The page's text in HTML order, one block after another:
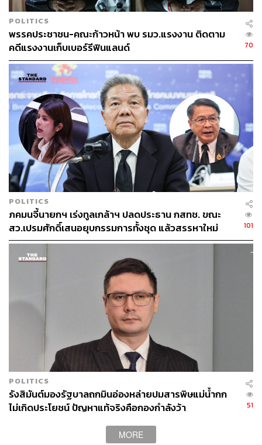
สงวน นิตยารัมภ์พงศ์มานำเสนอรายละเอียดต่อที่ประชุม
ก่อนที่จะต่อยอดเป็นนโยบาย ‘30 บาท รักษาทุกโรค’ ใน
รัฐบาลไทยรักไทย
สำหรับรายชื่อของ ครม. เงา ไทยรักไทย เป็นการรวมนัก
วิชาการ นักธุรกิจ แพทย์ เทคโนแครต ภาคประชาสังคม และ
ผู้เชี่ยวชาญจากแวดวงต่างๆ ไม่ใช่เพียงนักการเมือง มาตั้งเป็น
คณะทำงานร่วมกัน อาทิ
ทักษิณ ชินวัตรและกิตติ ลิ่มสกุล ดูแลกระทรวงการคลังเงา,
สมคิด จาตุศรีพิทักษ์ดูแลกระทรวงพาณิชย์เงา,พันศักดิ์ วิญญ
รัตน์และ สุรนันทน์ เวชชาชีวะดูแลกระทรวงอุตสาหกรรม
เงา,สุธรรม แสงประทุม และสุนี ไชยรสดูแลกระทรวง
แรงงานเงา,
เงา,คณิต ณ นครและชูศักดิ์ ศิรินิลดูแลกระทรวงยุติธรรม
เงา,นพ. ปุระชัย เปี่ยมสมบูรณ์ดูแลกระทรวงสาธารณสุขเงา
เป็นต้น
อย่างไรก็ตาม หลังพรรคไทยรักไทยชนะการเลือกตั้งในปี
2544 มีราว 11 คนในรายชื่อทั้งหมดเท่านั้นที่ได้ดำรง
ตำแหน่งรัฐมนตรีใน ครม. จริง แต่นอกจากนี้ก็มีบางคนที่ทำ
หน้าที่ต่อในฐานะ สส. หรือที่ปรึกษา และอีกหลายคนที่ยัง
สังกัดพรรคเพื่อไทยในปัจจุบัน
ครม. เงา ‘สีฟ้า’ ประกบติดรัฐบาล ‘สีแดง’
แม้แนวคิดจะย้อนไปไกลถึงยุคก่อตั้งพรรคไทยรักไทยก็ตาม
แต่เนื่องจากขณะนั้นพรรคไทยรักไทยยังไม่มี สส. ในสภาฯ จึง
มีการนับว่า ครม. เงา อย่างเป็นทางการเริ่มขึ้นในยุคพรรค
POLITICS
พรรคประชาชน-คณะก้าวหน้า พบ รมว.แรงงาน ติดตาม
คดีแรงงานเก็บเบอร์รีฟินแลนด์
70
POLITICS
ภคมนจี้นายกฯ เร่งทูลเกล้าฯ ปลดประธาน กสทช. ขณะ
สว.เปรมศักดิ์เสนอยุบกรรมการทั้งชุด แล้วสรรหาใหม่
101
POLITICS
รังสิมันต์มองรัฐบาลถกมินอ่องหล่ายปมสารพิษแม่น้ำกก
ไม่เกิดประโยชน์ ปัญหาแท้จริงคือกองกำลังว้า
51
MORE